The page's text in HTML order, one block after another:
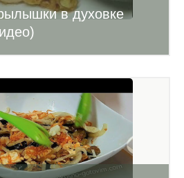
в духовке